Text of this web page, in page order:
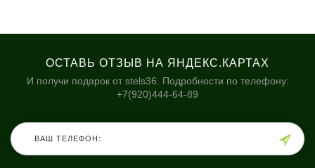
ОСТАВЬ ОТЗЫВ НА ЯНДЕКС.КАРТАХ
И получи подарок от stels36. Подробности по телефону:
+7(920)444-64-89